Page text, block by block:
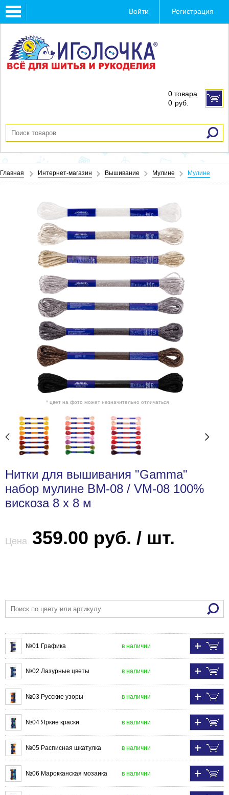
Toggle
navigation
Войти Регистрация
0 товара
0 руб.
Главная Интернет-магазин Вышивание Мулине Мулине
* цвет на фото может незначительно отличаться
Нитки для вышивания "Gamma"
набор мулине ВМ-08 / VM-08 100%
вискоза 8 x 8 м
Цена 359.00 руб. / шт.
№01 Графика в наличии
№02 Лазурные цветы в наличии
№03 Русские узоры в наличии
№04 Яркие краски в наличии
№05 Расписная шкатулка в наличии
№06 Марокканская мозаика в наличии